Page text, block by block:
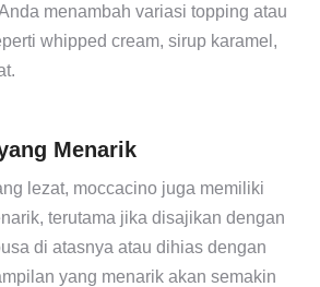
menambah variasi topping atau
whipped cream, sirup karamel,
Menarik
lezat, moccacino juga memiliki
terutama jika disajikan dengan
di atasnya atau dihias dengan
yang menarik akan semakin